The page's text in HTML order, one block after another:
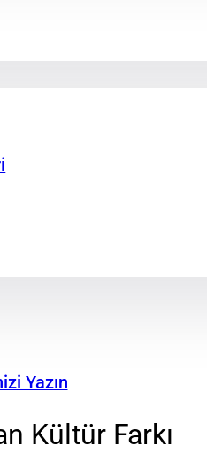
Yazın
Kültür Farkı